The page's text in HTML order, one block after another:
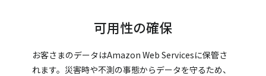
可用性の確保
お客さまのデータはAmazon Web Servicesに保管さ
れます。災害時や不測の事態からデータを守るため、